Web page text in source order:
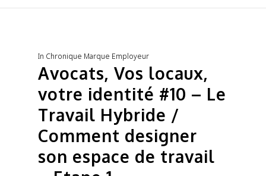
In Chronique Marque Employeur
Avocats, Vos locaux,
votre identité #10 – Le
Travail Hybride /
Comment designer
son espace de travail